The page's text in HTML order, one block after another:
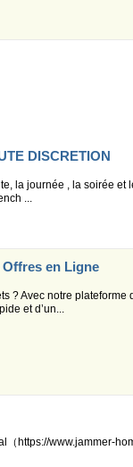
DISCRETION
la journée , la soirée et
...
en Ligne
? Avec notre plateforme
et d’un...
https://www.jammer-